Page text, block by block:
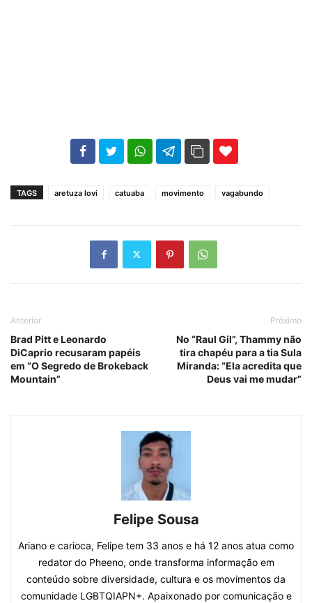
102 35
TAGS aretuza lovi catuaba movimento vagabundo
Anterior
Brad Pitt e Leonardo
DiCaprio recusaram papéis
em “O Segredo de Brokeback
Mountain”
Próximo
No “Raul Gil”, Thammy não
tira chapéu para a tia Sula
Miranda: “Ela acredita que
Deus vai me mudar”
Felipe Sousa
Ariano e carioca, Felipe tem 33 anos e há 12 anos atua como
redator do Pheeno, onde transforma informação em
conteúdo sobre diversidade, cultura e os movimentos da
comunidade LGBTQIAPN+. Apaixonado por comunicação e